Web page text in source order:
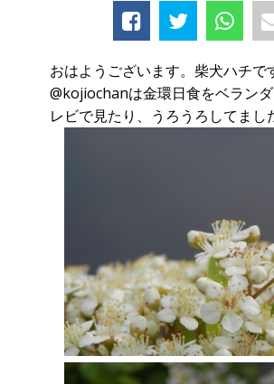
おはようございます。柴犬ハチで
@kojiochanは金環日食をベラン
レビで見たり、うろうろしてまし